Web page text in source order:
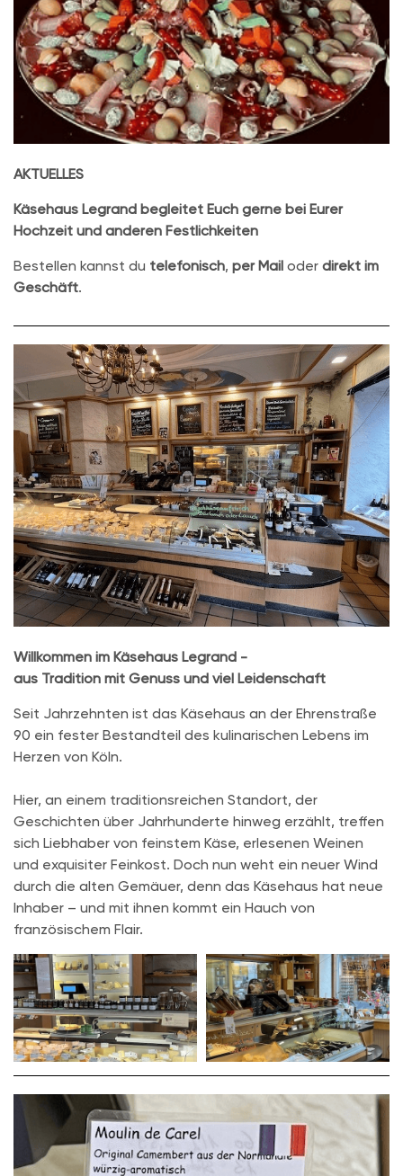
AKTUELLES
Käsehaus Legrand begleitet Euch gerne bei Eurer
Hochzeit und anderen Festlichkeiten
Bestellen kannst du telefonisch, per Mail oder direkt im
Geschäft.
Willkommen im Käsehaus Legrand -
aus Tradition mit Genuss und viel Leidenschaft
Seit Jahrzehnten ist das Käsehaus an der Ehrenstraße
90 ein fester Bestandteil des kulinarischen Lebens im
Herzen von Köln.
Hier, an einem traditionsreichen Standort, der
Geschichten über Jahrhunderte hinweg erzählt, treffen
sich Liebhaber von feinstem Käse, erlesenen Weinen
und exquisiter Feinkost. Doch nun weht ein neuer Wind
durch die alten Gemäuer, denn das Käsehaus hat neue
Inhaber – und mit ihnen kommt ein Hauch von
französischem Flair.